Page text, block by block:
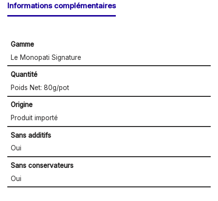
Informations complémentaires
Gamme
Le Monopati Signature
Quantité
Poids Net: 80g/pot
Origine
Produit importé
Sans additifs
Oui
Sans conservateurs
Oui